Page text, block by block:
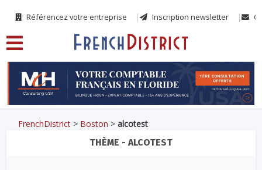
Référencez votre entreprise Inscription newsletter
FrenchDistrict > Boston >alcotest
THÈME - ALCOTEST